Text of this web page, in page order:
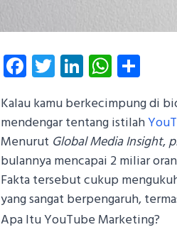
Facebook
Twitter
LinkedInShare
Kalau kamu berkecimpung di
mendengar tentang istilah
Menurut Global Media Insight,
bulannya mencapai 2 miliar
Fakta tersebut cukup
yang sangat berpengaruh,
Apa Itu YouTube Marketing?